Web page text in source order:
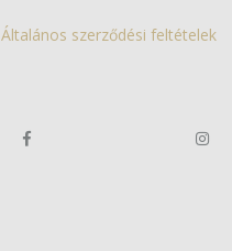
Általános szerződési feltételek